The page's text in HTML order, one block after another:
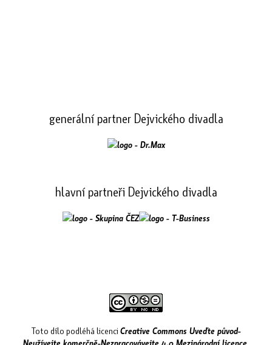
generální partner Dejvického divadla
hlavní partneři Dejvického divadla
Toto dílo podléhá licenci Creative Commons Uveďte původ-